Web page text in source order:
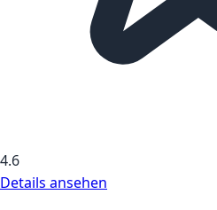
4.6
Details ansehen